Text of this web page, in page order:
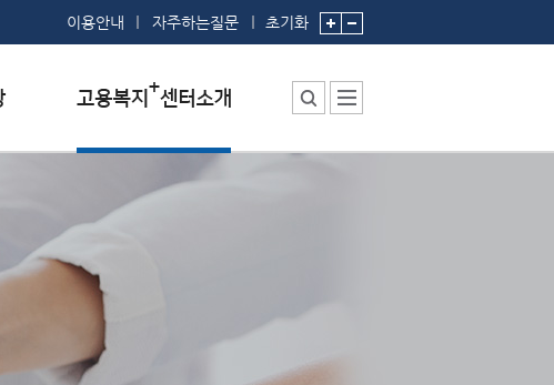
이용안내 자주하는질문 초기화
문
하기
센터소장 인사말
센터에서 하는 일
부서 및 직원소개
시설안내
찾아오시는 길